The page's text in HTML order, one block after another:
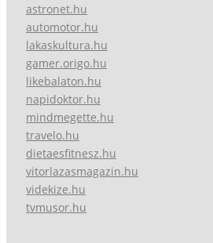
astronet.hu
automotor.hu
lakaskultura.hu
gamer.origo.hu
likebalaton.hu
napidoktor.hu
mindmegette.hu
travelo.hu
dietaesfitnesz.hu
vitorlazasmagazin.hu
videkize.hu
tvmusor.hu